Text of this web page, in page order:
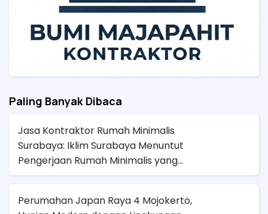
Paling Banyak Dibaca
Jasa Kontraktor Rumah Minimalis
Surabaya: Iklim Surabaya Menuntut
Pengerjaan Rumah Minimalis yang
Presisi Agar Tidak Panas dan Lembap
Perumahan Japan Raya 4 Mojokerto,